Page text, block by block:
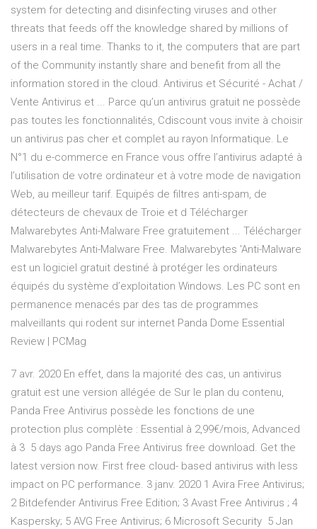
system for detecting and disinfecting viruses and other
threats that feeds off the knowledge shared by millions of
users in a real time. Thanks to it, the computers that are part
of the Community instantly share and benefit from all the
information stored in the cloud. Antivirus et Sécurité - Achat /
Vente Antivirus et ... Parce qu’un antivirus gratuit ne possède
pas toutes les fonctionnalités, Cdiscount vous invite à choisir
un antivirus pas cher et complet au rayon Informatique. Le
N°1 du e-commerce en France vous offre l’antivirus adapté à
l’utilisation de votre ordinateur et à votre mode de navigation
Web, au meilleur tarif. Equipés de filtres anti-spam, de
détecteurs de chevaux de Troie et d Télécharger
Malwarebytes Anti-Malware Free gratuitement ... Télécharger
Malwarebytes Anti-Malware Free. Malwarebytes 'Anti-Malware
est un logiciel gratuit destiné à protéger les ordinateurs
équipés du système d’exploitation Windows. Les PC sont en
permanence menacés par des tas de programmes
malveillants qui rodent sur internet Panda Dome Essential
Review | PCMag
7 avr. 2020 En effet, dans la majorité des cas, un antivirus
gratuit est une version allégée de Sur le plan du contenu,
Panda Free Antivirus possède les fonctions de une
protection plus complète : Essential à 2,99€/mois, Advanced
à 3 5 days ago Panda Free Antivirus free download. Get the
latest version now. First free cloud- based antivirus with less
impact on PC performance. 3 janv. 2020 1 Avira Free Antivirus;
2 Bitdefender Antivirus Free Edition; 3 Avast Free Antivirus ; 4
Kaspersky; 5 AVG Free Antivirus; 6 Microsoft Security 5 Jan